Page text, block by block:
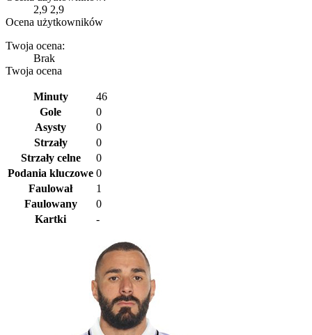
2,9 2,9
Ocena użytkowników
Twoja ocena:
Brak
Twoja ocena
Minuty
46
Gole
0
Asysty
0
Strzały
0
Strzały celne
0
Podania kluczowe 0
Faulował
1
Faulowany
0
Kartki
-